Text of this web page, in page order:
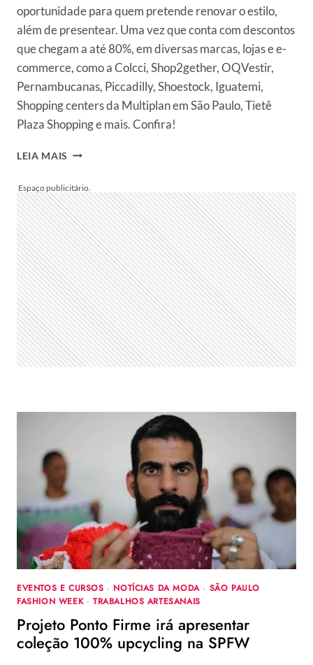
oportunidade para quem pretende renovar o estilo,
além de presentear. Uma vez que conta com descontos
que chegam a até 80%, em diversas marcas, lojas e e-
commerce, como a Colcci, Shop2gether, OQVestir,
Pernambucanas, Piccadilly, Shoestock, Iguatemi,
Shopping centers da Multiplan em São Paulo, Tietê
Plaza Shopping e mais. Confira!
LEIA MAIS DESCONTOS
FRIDAY
2020:
OPORTUNIDADES
PARA
PRESENTEAR
E
RENOVAR
O
GUARDA-
ROUPAS
EVENTOS E CURSOS · NOTÍCIAS DA MODA· SÃO PAULO
FASHION WEEK· TRABALHOS ARTESANAIS
Projeto Ponto Firme irá apresentar
coleção 100% upcycling na SPFW